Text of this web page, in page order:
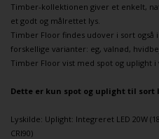
Timber-kollektionen giver et enkelt,
et godt og målrettet lys.
Timber Floor findes udover i sort også
forskellige varianter: eg, valnød,
Timber Floor vist med spot og uplight i
Dette er kun spot og uplight til sort
Lyskilde: Uplight: Integreret LED 20W
CRI90)